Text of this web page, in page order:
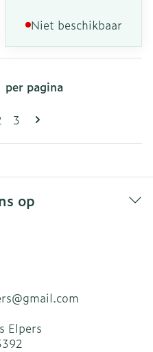
Niet beschikbaar
momenteel pagina
Pagina
3
per pagina
op
gmail.com
Elpers